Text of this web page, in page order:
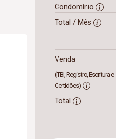
Condomínio
Total / Mês
Venda
(ITBI, Registro, Escritura e
Certidões)
Total